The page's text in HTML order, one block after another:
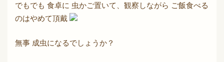
でもでも 食卓に 虫かご置いて、観察しながら ご飯食べる
のはやめて頂戴
無事 成虫になるでしょうか？